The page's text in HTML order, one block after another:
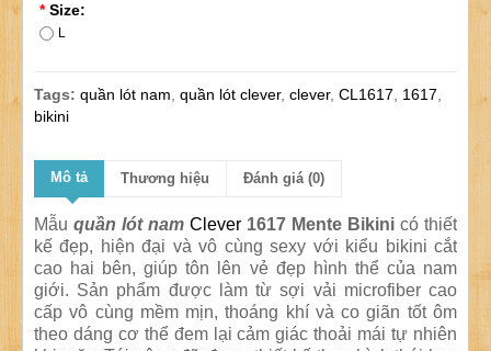
* Size:
L
Tags: quần lót nam quần lót clever, clever, CL1617 1617
bikini
Mô tả Thương hiệu Đánh giá (0)
Mẫu quần lót nam Clever 1617 Mente Bikini có thiết
kế đẹp, hiện đại và vô cùng sexy với kiểu bikini cắt
cao hai bên, giúp tôn lên vẻ đẹp hình thể của nam
giới. Sản phẩm được làm từ sợi vải microfiber cao
cấp vô cùng mềm mịn, thoáng khí và co giãn tốt ôm
theo dáng cơ thể đem lại cảm giác thoải mái tự nhiên